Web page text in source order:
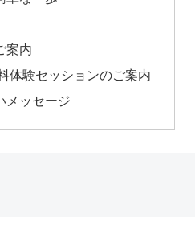
案内
体験セッションのご案内
メッセージ